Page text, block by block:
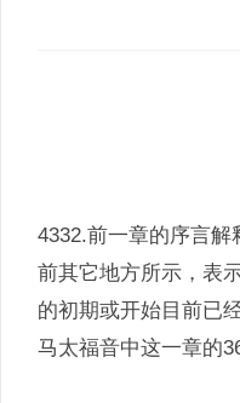
4332.前一章的序言
前其它地方所示，表
的初期或开始目前已
马太福音中这一章的